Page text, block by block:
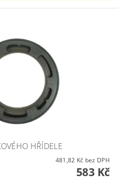
HŘÍDELE
481,82 Kč bez DPH
583 Kč